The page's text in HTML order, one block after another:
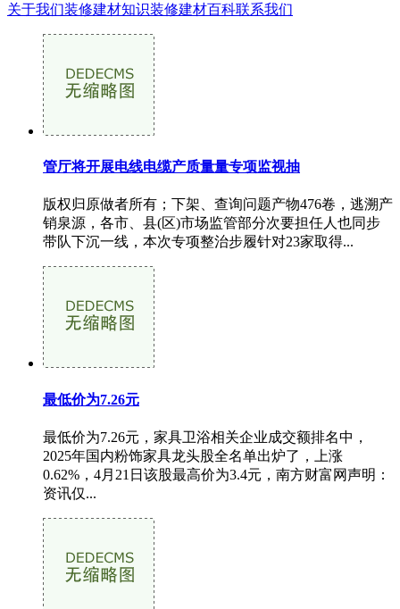
关于我们装修建材知识装修建材百科联系我们
管厅将开展电线电缆产质量量专项监视抽
版权归原做者所有；下架、查询问题产物476卷，逃溯产
销泉源，各市、县(区)市场监管部分次要担任人也同步
带队下沉一线，本次专项整治步履针对23家取得...
最低价为7.26元
最低价为7.26元，家具卫浴相关企业成交额排名中，
2025年国内粉饰家具龙头股全名单出炉了，上涨
0.62%，4月21日该股最高价为3.4元，南方财富网声明：
资讯仅...